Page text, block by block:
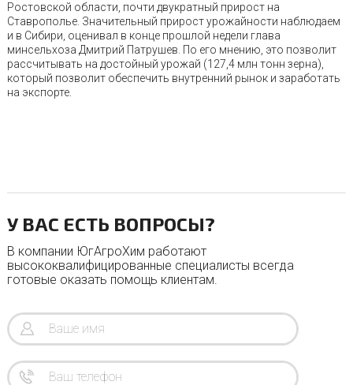
Ростовской области, почти двукратный прирост на
Ставрополье. Значительный прирост урожайности наблюдаем
и в Сибири, оценивал в конце прошлой недели глава
минсельхоза Дмитрий Патрушев. По его мнению, это позволит
рассчитывать на достойный урожай (127,4 млн тонн зерна),
который позволит обеспечить внутренний рынок и заработать
на экспорте.
У ВАС ЕСТЬ ВОПРОСЫ?
В компании ЮгАгроХим работают
высококвалифицированные специалисты всегда
готовые оказать помощь клиентам.